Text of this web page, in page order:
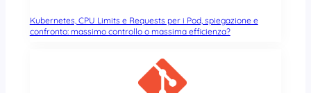
Kubernetes, CPU Limits e Requests per i Pod, spiegazione e
confronto: massimo controllo o massima efficienza?